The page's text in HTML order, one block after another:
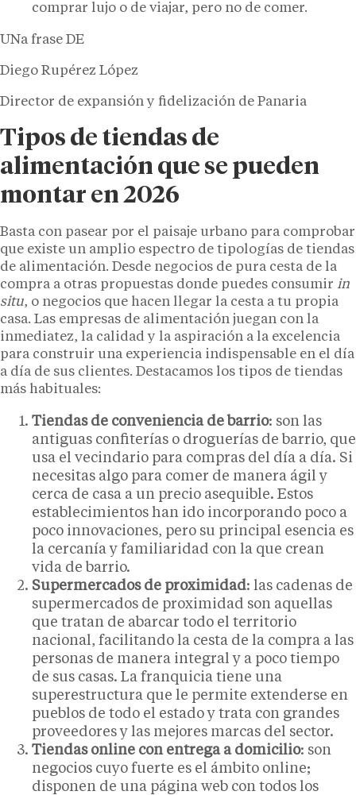
comprar lujo o de viajar, pero no de comer.
UNa frase DE
Diego Rupérez López
Director de expansión y fidelización de Panaria
Tipos de tiendas de
alimentación que se pueden
montar en 2026
Basta con pasear por el paisaje urbano para comprobar
que existe un amplio espectro de tipologías de tiendas
de alimentación. Desde negocios de pura cesta de la
compra a otras propuestas donde puedes consumir in
situ, o negocios que hacen llegar la cesta a tu propia
casa. Las empresas de alimentación juegan con la
inmediatez, la calidad y la aspiración a la excelencia
para construir una experiencia indispensable en el día
a día de sus clientes. Destacamos los tipos de tiendas
más habituales:
Tiendas de conveniencia de barrio: son las
antiguas confiterías o droguerías de barrio, que
usa el vecindario para compras del día a día. Si
necesitas algo para comer de manera ágil y
cerca de casa a un precio asequible. Estos
establecimientos han ido incorporando poco a
poco innovaciones, pero su principal esencia es
la cercanía y familiaridad con la que crean
vida de barrio.
Supermercados de proximidad: las cadenas de
supermercados de proximidad son aquellas
que tratan de abarcar todo el territorio
nacional, facilitando la cesta de la compra a las
personas de manera integral y a poco tiempo
de sus casas. La franquicia tiene una
superestructura que le permite extenderse en
pueblos de todo el estado y trata con grandes
proveedores y las mejores marcas del sector.
Tiendas online con entrega a domicilio: son
negocios cuyo fuerte es el ámbito online;
disponen de una página web con todos los